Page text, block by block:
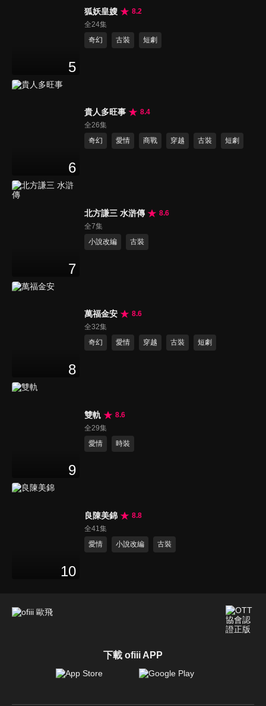
5
狐妖皇嫂
8.2
全24集
奇幻
古裝 短劇
6
貴人多旺事
8.4
全26集
奇幻
愛情 商戰 穿越 古裝 短劇
7
北方謙三 水滸傳
8.6
全7集
小說改編
古裝
8
萬福金安
8.6
全32集
奇幻
愛情 穿越 古裝 短劇
9
雙軌
8.6
全29集
愛情
時裝
10
良陳美錦
8.8
全41集
愛情
小說改編 古裝
下載 ofiii APP